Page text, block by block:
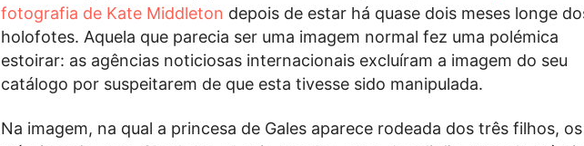
fotografia de Kate Middleton depois de estar há quase dois meses longe
holofotes. Aquela que parecia ser uma imagem normal fez uma polémica
estoirar: as agências noticiosas internacionais excluíram a imagem do seu
catálogo por suspeitarem de que esta tivesse sido manipulada.
Na imagem, na qual a princesa de Gales aparece rodeada dos três filhos, os